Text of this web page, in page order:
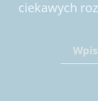
ciekawych